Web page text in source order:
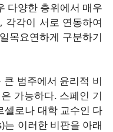
다양한 층위에서 매우
각각이 서로 연동하여
목요연하게 구분하기
범주에서 윤리적 비
가능하다. 스페인 기
셀로나 대학 교수인 다
이러한 비판을 아래